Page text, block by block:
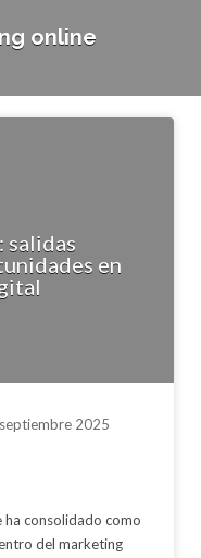
online
salidas
en
2025
ha consolidado como
del marketing